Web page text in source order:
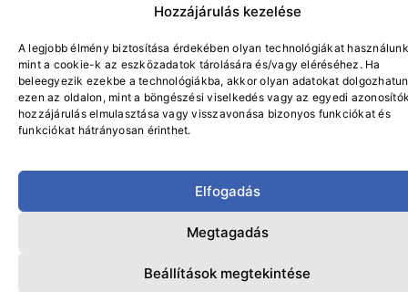
Hozzájárulás kezelése
A legjobb élmény biztosítása érdekében olyan technológiákat
mint a cookie-k az eszközadatok tárolására és/vagy eléréséhez. Ha
beleegyezik ezekbe a technológiákba, akkor olyan adatokat
ezen az oldalon, mint a böngészési viselkedés vagy az egyedi
hozzájárulás elmulasztása vagy visszavonása bizonyos funkciókat és
funkciókat hátrányosan érinthet.
Elfogadás
Megtagadás
Beállítások megtekintése
Adatvédelmi tisztviselő